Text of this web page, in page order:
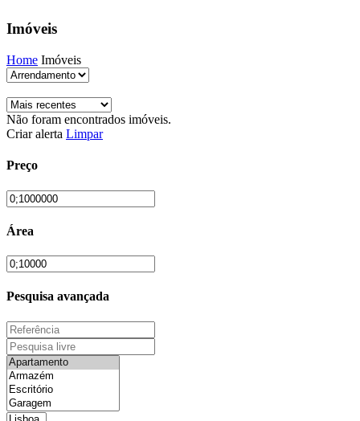
Imóveis
Home Imóveis
Não foram encontrados imóveis.
Criar alerta Limpar
Preço
Área
Pesquisa avançada